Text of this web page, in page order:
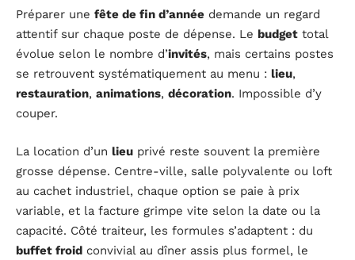
Préparer une fête de fin d’année demande un regard
attentif sur chaque poste de dépense. Le budget total
évolue selon le nombre d’invités, mais certains postes
se retrouvent systématiquement au menu : lieu,
restauration, animations, décoration. Impossible d’y
couper.
La location d’un lieu privé reste souvent la première
grosse dépense. Centre-ville, salle polyvalente ou loft
au cachet industriel, chaque option se paie à prix
variable, et la facture grimpe vite selon la date ou la
capacité. Côté traiteur, les formules s’adaptent : du
buffet froid convivial au dîner assis plus formel, le